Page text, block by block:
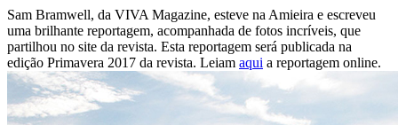
Sam Bramwell, da VIVA Magazine, esteve na Amieira e escreveu
uma brilhante reportagem, acompanhada de fotos incríveis, que
partilhou no site da revista. Esta reportagem será publicada na
edição Primavera 2017 da revista. Leiam aqui a reportagem online.